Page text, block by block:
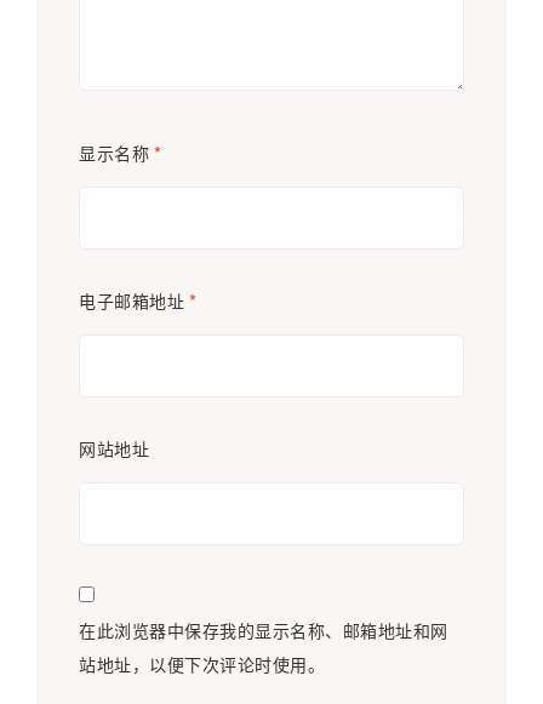
显示名称*
电子邮箱地址*
网站地址
在此浏览器中保存我的显示名称、邮箱地址和网
站地址，以便下次评论时使用。